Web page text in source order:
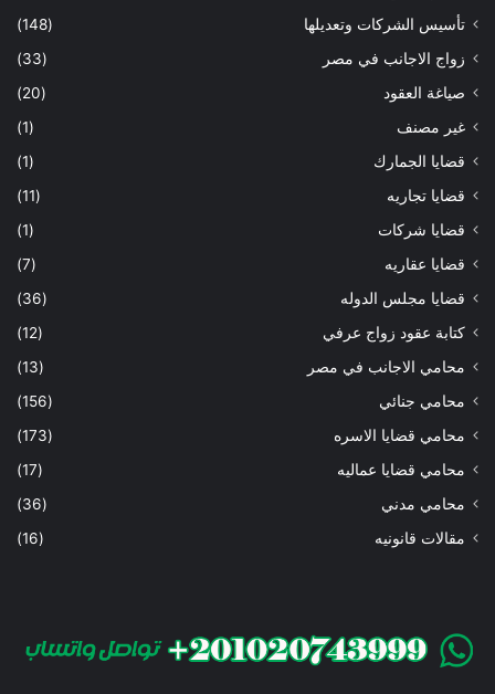
تأسيس الشركات وتعديلها
(148)
زواج الاجانب في مصر
(33)
صياغة العقود
(20)
غير مصنف
(1)
قضايا الجمارك
(1)
قضايا تجاريه
(11)
قضايا شركات
(1)
قضايا عقاريه
(7)
قضايا مجلس الدوله
(36)
كتابة عقود زواج عرفي
(12)
محامي الاجانب في مصر
(13)
محامي جنائي
(156)
محامي قضايا الاسره
(173)
محامي قضايا عماليه
(17)
محامي مدني
(36)
مقالات قانونيه
(16)